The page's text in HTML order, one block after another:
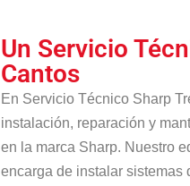
Un Servicio
Cantos
En Servicio Técnico Sharp
instalación, reparación y
en la marca Sharp. Nuestro
encarga de instalar